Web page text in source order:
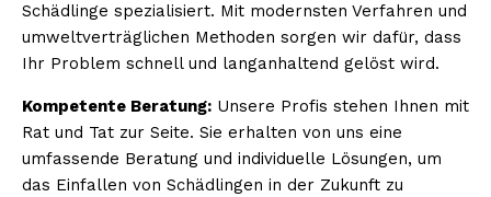
Schädlinge spezialisiert. Mit modernsten Verfahren und
umweltverträglichen Methoden sorgen wir dafür, dass
Ihr Problem schnell und langanhaltend gelöst wird.
Kompetente Beratung: Unsere Profis stehen Ihnen mit
Rat und Tat zur Seite. Sie erhalten von uns eine
umfassende Beratung und individuelle Lösungen, um
das Einfallen von Schädlingen in der Zukunft zu